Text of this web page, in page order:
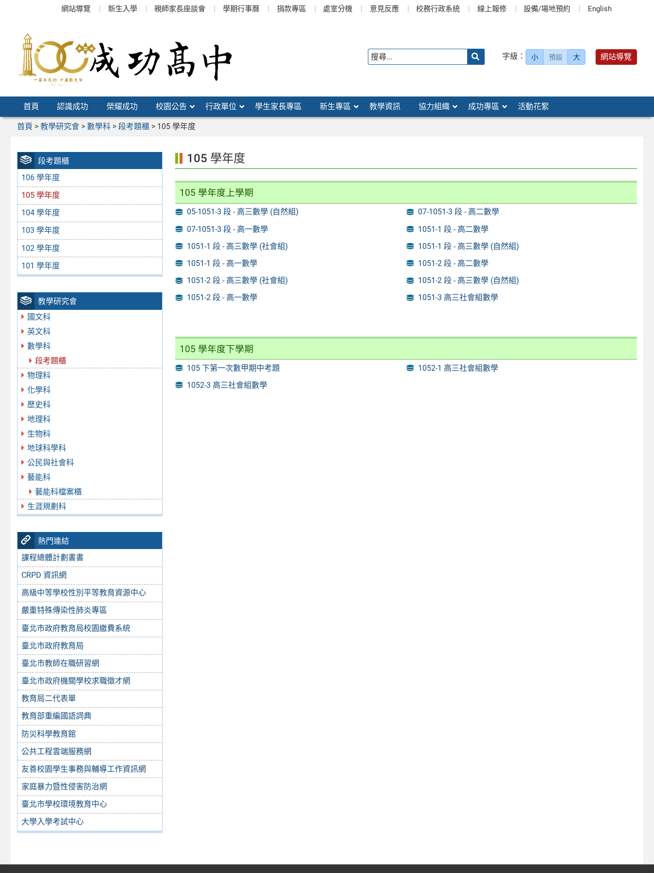
網站導覽 新生入學 親師家長座談會 學期行事曆 捐款專區 處室分機 意見反應 校務行政系統 線上報修 設備/場地預約 English
字級： 小 預設 大 網站導覽
首頁 認識成功 榮耀成功 校園公告 行政單位 學生家長專區 新生專區 教學資訊 協力組織 成功專區 活動花絮
首頁 > 教學研究會> 數學科> 段考題櫃> 105 學年度
段考題櫃
106 學年度
105 學年度
104 學年度
103 學年度
102 學年度
101 學年度
教學研究會
國文科
英文科
數學科
段考題櫃
物理科
化學科
歷史科
地理科
生物科
地球科學科
公民與社會科
藝能科
藝能科檔案櫃
生涯規劃科
熱門連結
課程總體計劃書書
CRPD 資訊網
高級中等學校性別平等教育資源中心
嚴重特殊傳染性肺炎專區
臺北市政府教育局校園繳費系統
臺北市政府教育局
臺北市教師在職研習網
臺北市政府機關學校求職徵才網
教育局二代表單
教育部重編國語詞典
防災科學教育館
公共工程雲端服務網
友善校園學生事務與輔導工作資訊網
家庭暴力暨性侵害防治網
臺北市學校環境教育中心
大學入學考試中心
105 學年度
105 學年度上學期
05-1051-3 段 - 高三數學 (自然組)
07-1051-3 段 - 高二數學
07-1051-3 段 - 高一數學
1051-1 段 - 高二數學
1051-1 段 - 高三數學 (社會組)
1051-1 段 - 高三數學 (自然組)
1051-1 段 - 高一數學
1051-2 段 - 高二數學
1051-2 段 - 高三數學 (社會組)
1051-2 段 - 高三數學 (自然組)
1051-2 段 - 高一數學
1051-3 高三社會組數學
105 學年度下學期
105 下第一次數甲期中考題
1052-1 高三社會組數學
1052-3 高三社會組數學